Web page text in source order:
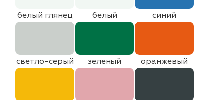
белый глянец белый синий
светло-серый зеленый оранжевый